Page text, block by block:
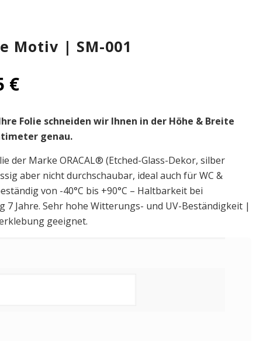
Motiv | SM-001
€
Folie schneiden wir Ihnen in der Höhe & Breite
genau.
der Marke ORACAL® (Etched-Glass-Dekor, silber
aber nicht durchschaubar, ideal auch für WC &
von -40°C bis +90°C – Haltbarkeit bei
7 Jahre. Sehr hohe Witterungs- und UV-Beständigkeit |
geeignet.